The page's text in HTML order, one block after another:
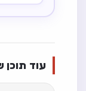
עוד תוכן